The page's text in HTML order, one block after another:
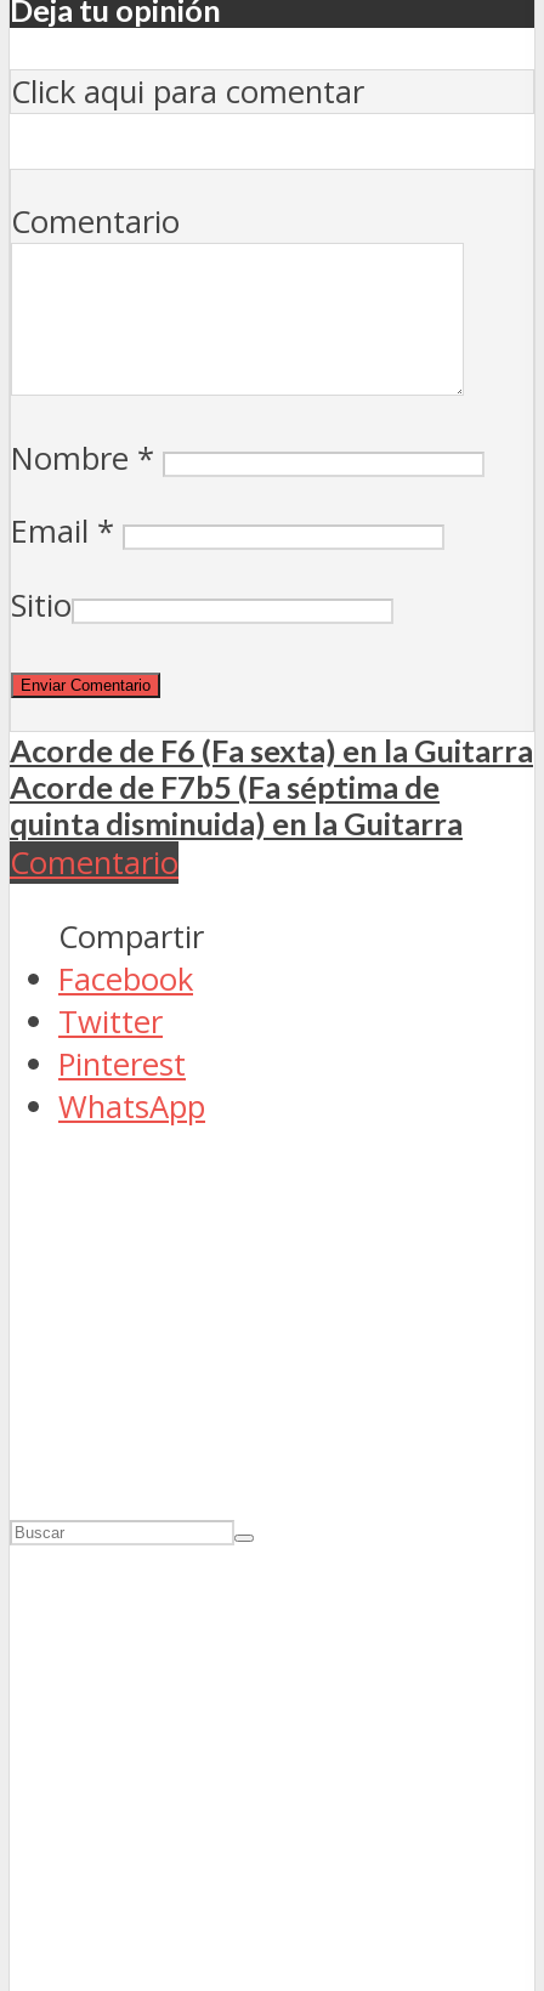
Deja tu opinión
Click aqui para comentar
Comentario
Nombre *
Email *
Sitio
Acorde de F6 (Fa sexta) en la Guitarra
Acorde de F7b5 (Fa séptima de
quinta disminuida) en la Guitarra
Comentario
Compartir
Facebook
Twitter
Pinterest
WhatsApp